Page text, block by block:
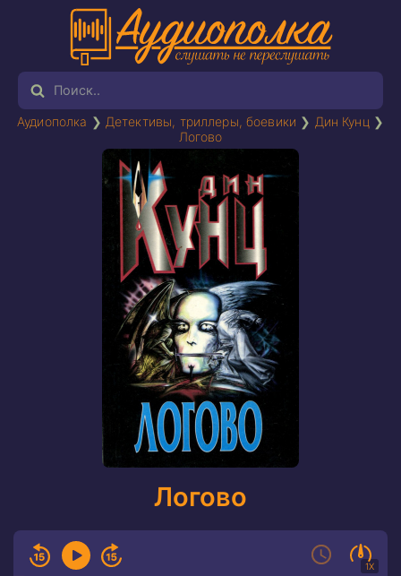
Аудиополка ❯ Детективы, триллеры, боевики ❯ Дин Кунц ❯
Логово
Логово
1X